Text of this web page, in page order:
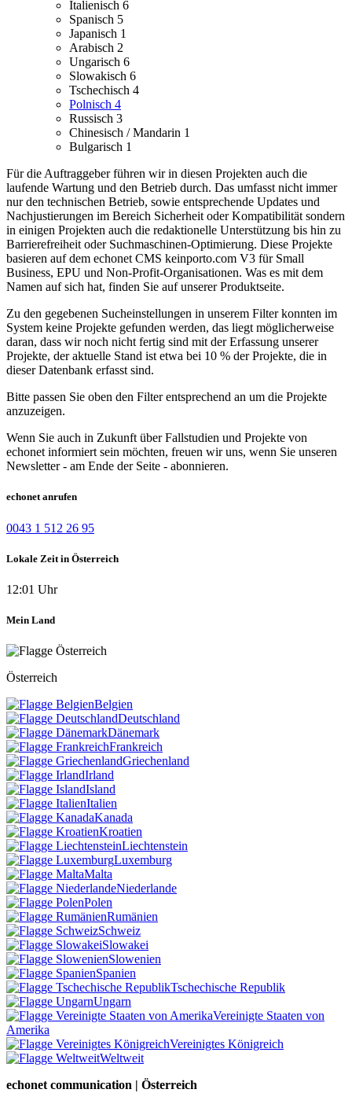
Italienisch 6
Spanisch 5
Japanisch 1
Arabisch 2
Ungarisch 6
Slowakisch 6
Tschechisch 4
Polnisch 4
Russisch 3
Chinesisch / Mandarin 1
Bulgarisch 1
Für die Auftraggeber führen wir in diesen Projekten auch die
laufende Wartung und den Betrieb durch. Das umfasst nicht immer
nur den technischen Betrieb, sowie entsprechende Updates und
Nachjustierungen im Bereich Sicherheit oder Kompatibilität sondern
in einigen Projekten auch die redaktionelle Unterstützung bis hin zu
Barrierefreiheit oder Suchmaschinen-Optimierung. Diese Projekte
basieren auf dem echonet CMS keinporto.com V3 für Small
Business, EPU und Non-Profit-Organisationen. Was es mit dem
Namen auf sich hat, finden Sie auf unserer Produktseite.
Zu den gegebenen Sucheinstellungen in unserem Filter konnten im
System keine Projekte gefunden werden, das liegt möglicherweise
daran, dass wir noch nicht fertig sind mit der Erfassung unserer
Projekte, der aktuelle Stand ist etwa bei 10 % der Projekte, die in
dieser Datenbank erfasst sind.
Bitte passen Sie oben den Filter entsprechend an um die Projekte
anzuzeigen.
Wenn Sie auch in Zukunft über Fallstudien und Projekte von
echonet informiert sein möchten, freuen wir uns, wenn Sie unseren
Newsletter - am Ende der Seite - abonnieren.
echonet anrufen
0043 1 512 26 95
Lokale Zeit in Österreich
12:01 Uhr
Mein Land
Österreich
Belgien
Deutschland
Dänemark
Frankreich
Griechenland
Irland
Island
Italien
Kanada
Kroatien
Liechtenstein
Luxemburg
Malta
Niederlande
Polen
Rumänien
Schweiz
Slowakei
Slowenien
Spanien
Tschechische Republik
Ungarn
Vereinigte Staaten von
Amerika
Vereinigtes Königreich
Weltweit
echonet communication | Österreich